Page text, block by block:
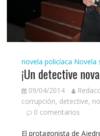
novela policíaca Novela
¡Un detective
09/04/2014
corrupción, detective,
0 comentarios
El protagonista de